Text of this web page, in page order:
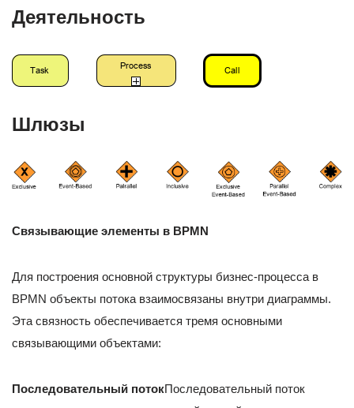
Деятельность
Шлюзы
Связывающие элементы в BPMN
Для построения основной структуры бизнес-процесса в
BPMN объекты потока взаимосвязаны внутри диаграммы.
Эта связность обеспечивается тремя основными
связывающими объектами:
Последовательный потокПоследовательный поток